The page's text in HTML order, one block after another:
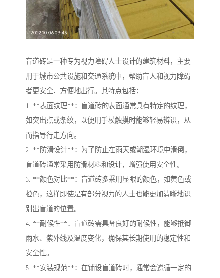
盲道砖是一种专为视力障碍人士设计的建筑材料，主要
用于城市公共设施和交通系统中，帮助盲人和视力障碍
者更安全、方便地出行。其特点包括：
1. **表面纹理**：盲道砖的表面通常具有特定的纹理，
如突出点或条纹，以便用手杖触摸时能够轻易辨识，从
而指导行走方向。
2. **防滑设计**：为了防止在雨天或潮湿环境中滑倒，
盲道砖通常采用防滑材料和设计，增强使用安全性。
3. **颜色对比**：盲道砖多采用显眼的颜色，如黄色或
橙色，这样即使是有部分视力的人士也能更加清晰地识
别出盲道的位置。
4. **耐候性**：盲道砖需具备良好的耐候性，能够抵御
雨水、紫外线及温度变化，确保其长期使用的稳定性和
安全性。
5. **安装规范**：在铺设盲道砖时，通常会遵循一定的